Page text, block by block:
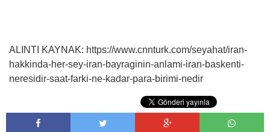
ALINTI KAYNAK: https://www.cnnturk.com/seyahat/iran-
hakkinda-her-sey-iran-bayraginin-anlami-iran-baskenti-
neresidir-saat-farki-ne-kadar-para-birimi-nedir